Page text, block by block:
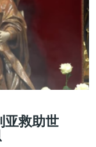
亚救助世